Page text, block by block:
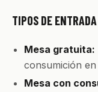
TIPOS DE
Mesa gratuita:
consumición
Mesa con